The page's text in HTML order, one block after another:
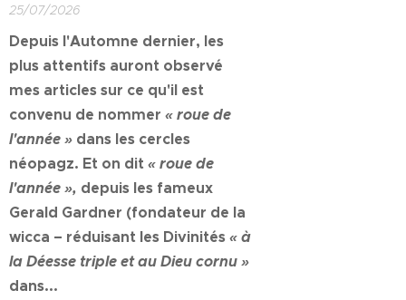
25/07/2026
Depuis l'Automne dernier, les
plus attentifs auront observé
mes articles sur ce qu'il est
convenu de nommer « roue de
l'année » dans les cercles
néopagz. Et on dit « roue de
l'année », depuis les fameux
Gerald Gardner (fondateur de la
wicca – réduisant les Divinités« à
la Déesse triple et au Dieu cornu »
dans...